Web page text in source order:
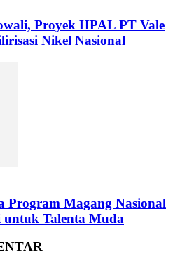
Proyek HPAL PT Vale
Nikel Nasional
Program Magang Nasional
untuk Talenta Muda